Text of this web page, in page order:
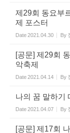
제29회 동요부
제 포스터
Date2021.04.30 By
[공문] 제29회
악축제
Date2021.04.14 By
나의 꿈 말하기
Date2021.04.07 By
[공문] 제17회